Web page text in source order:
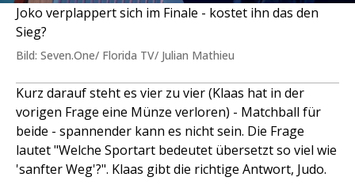
Joko verplappert sich im Finale - kostet ihn das den
Sieg?
Bild: Seven.One/ Florida TV/ Julian Mathieu
Kurz darauf steht es vier zu vier (Klaas hat in der
vorigen Frage eine Münze verloren) - Matchball für
beide - spannender kann es nicht sein. Die Frage
lautet "Welche Sportart bedeutet übersetzt so viel wie
'sanfter Weg'?". Klaas gibt die richtige Antwort, Judo.